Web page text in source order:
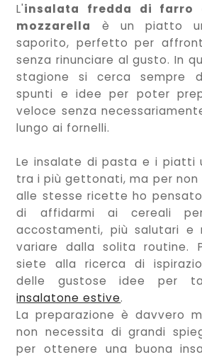
L'insalata fredda di farro
mozzarella
è un piatto
saporito, perfetto per
senza rinunciare al gusto. In
stagione si cerca sempre
spunti e idee per poter
veloce senza
lungo ai fornelli.
Le insalate di pasta e i piatti
tra i più gettonati, ma per non
alle stesse ricette ho
di affidarmi ai cereali
accostamenti, più salutari e
variare dalla solita routine.
siete alla ricerca di
delle gustose idee per
insalatone estive.
La preparazione è davvero
non necessita di grandi
per ottenere una buona